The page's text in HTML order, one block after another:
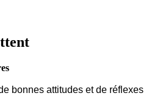
bonnes attitudes et de